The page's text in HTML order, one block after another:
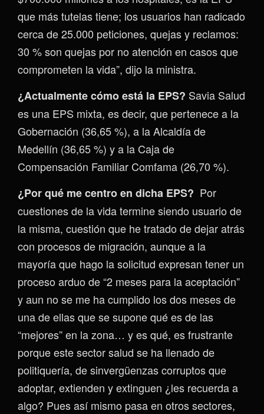
que más tutelas tiene; los usuarios han radicado
cerca de 25.000 peticiones, quejas y reclamos:
30 % son quejas por no atención en casos que
comprometen la vida”, dijo la ministra.
¿Actualmente cómo está la EPS? Savia Salud
es una EPS mixta, es decir, que pertenece a la
Gobernación (36,65 %), a la Alcaldía de
Medellín (36,65 %) y a la Caja de
Compensación Familiar Comfama (26,70 %).
¿Por qué me centro en dicha EPS? Por
cuestiones de la vida termine siendo usuario de
la misma, cuestión que he tratado de dejar atrás
con procesos de migración, aunque a la
mayoría que hago la solicitud expresan tener un
proceso arduo de “2 meses para la aceptación”
y aun no se me ha cumplido los dos meses de
una de ellas que se supone qué es de las
“mejores” en la zona… y es qué, es frustrante
porque este sector salud se ha llenado de
politiquería, de sinvergüenzas corruptos que
adoptar, extienden y extinguen ¿les recuerda a
algo? Pues así mismo pasa en otros sectores,